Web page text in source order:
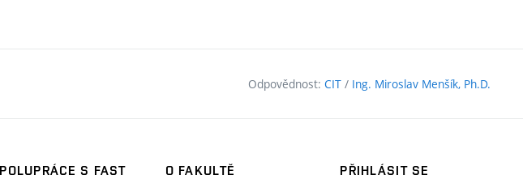
Odpovědnost: CIT / Ing. Miroslav Menšík, Ph.D.
S FAST
O FAKULTĚ
PŘIHLÁSIT SE